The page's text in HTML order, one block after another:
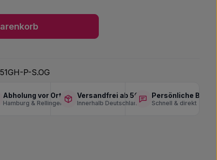
P-S.OG
Abholung vor Ort
Hamburg & Rellingen
Versandfrei ab 50 €
Innerhalb Deutschlands
Persönliche
Schnell & direkt